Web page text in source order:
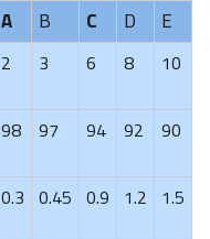
A B C D E
2 3 6 8 10
98 97 94 92 90
0.3 0.45 0.9 1.2 1.5